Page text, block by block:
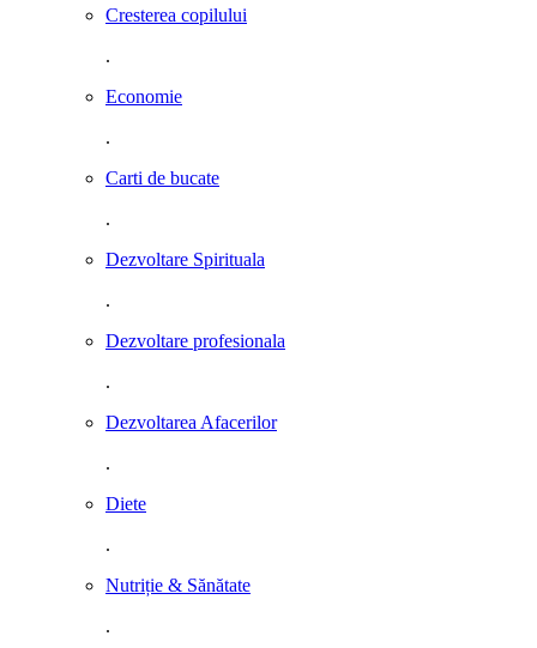
Cresterea copilului
.
Economie
.
Carti de bucate
.
Dezvoltare Spirituala
.
Dezvoltare profesionala
.
Dezvoltarea Afacerilor
.
Diete
.
Nutriție & Sănătate
.